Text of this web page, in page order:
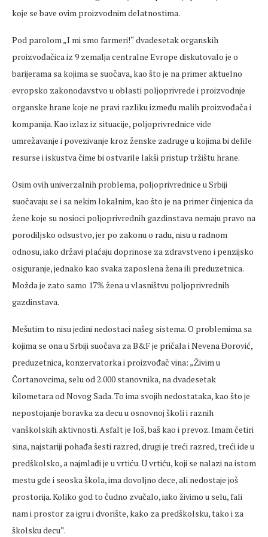
koje se bave ovim proizvodnim delatnostima.
Pod parolom „I mi smo farmeri!“ dvadesetak organskih
proizvođačica iz 9 zemalja centralne Evrope diskutovalo je o
barijerama sa kojima se suočava, kao što je na primer aktuelno
evropsko zakonodavstvo u oblasti poljoprivrede i proizvodnje
organske hrane koje ne pravi razliku između malih proizvođača i
kompanija. Kao izlaz iz situacije, poljoprivrednice vide
umrežavanje i povezivanje kroz ženske zadruge u kojima bi delile
resurse i iskustva čime bi ostvarile lakši pristup tržištu hrane.
Osim ovih univerzalnih problema, poljoprivrednice u Srbiji
suočavaju se i sa nekim lokalnim, kao što je na primer činjenica da
žene koje su nosioci poljoprivrednih gazdinstava nemaju pravo na
porodiljsko odsustvo, jer po zakonu o radu, nisu u radnom
odnosu, iako državi plaćaju doprinose za zdravstveno i penzijsko
osiguranje, jednako kao svaka zaposlena žena ili preduzetnica.
Možda je zato samo 17% žena u vlasništvu poljoprivrednih
gazdinstava.
Mešutim to nisu jedini nedostaci našeg sistema. O problemima sa
kojima se ona u Srbiji suočava za B&F je pričala i Nevena Đorović,
preduzetnica, konzervatorka i proizvođač vina: „Živim u
Čortanovcima, selu od 2.000 stanovnika, na dvadesetak
kilometara od Novog Sada. To ima svojih nedostataka, kao što je
nepostojanje boravka za decu u osnovnoj školi i raznih
vanškolskih aktivnosti. Asfalt je loš, baš kao i prevoz. Imam četiri
sina, najstariji pohađa šesti razred, drugi je treći razred, treći ide u
predškolsko, a najmlađi je u vrtiću. U vrtiću, koji se nalazi na istom
mestu gde i seoska škola, ima dovoljno dece, ali nedostaje još
prostorija. Koliko god to čudno zvučalo, iako živimo u selu, fali
nam i prostor za igru i dvorište, kako za predškolsku, tako i za
školsku decu“.